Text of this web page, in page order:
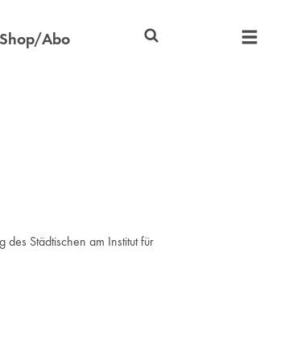
Shop/Abo
Städtischen am Institut für